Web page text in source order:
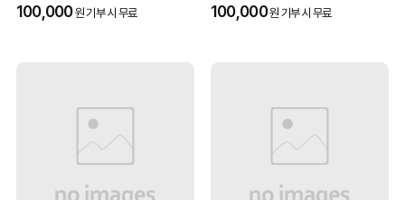
100,000원 기부 시 무료 100,000원 기부 시 무료